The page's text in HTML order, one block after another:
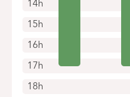
14h
15h
16h
17h
18h